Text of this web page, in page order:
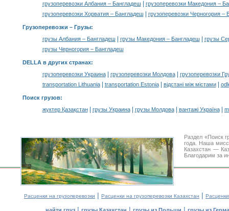
грузоперевозки Албания – Бангладеш
грузоперевозки Македония –
грузоперевозки Хорватия – Бангладеш
грузоперевозки Черногория –
Грузоперевозки – Грузы:
грузы Албания – Бангладеш
грузы Македония – Бангладеш
грузы
грузы Черногория – Бангладеш
DELLA в других странах:
грузоперевозки Украина| грузоперевозки Молдова|
грузоперевозки
transportation Lithuania| transportation Estonia| відстані між містами|
Поиск грузов:
жүктер Қазақстан| грузы Украина| грузы Молдова| вантажі Україна|
Раздел «Поиск
года. Наша
Казахстан —
Благодарим за
Расценки на грузоперевозки | Расценки на грузоперевозки Казахстан |